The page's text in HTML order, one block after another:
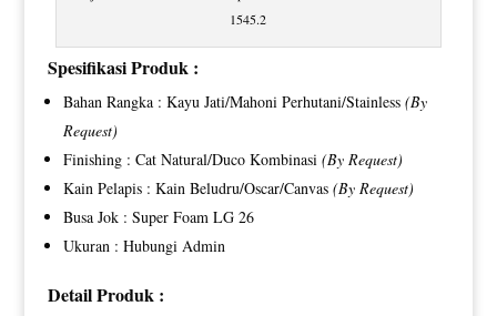
1545.2
Spesifikasi Produk :
Bahan Rangka : Kayu Jati/Mahoni Perhutani/Stainless (By
Request)
Finishing : Cat Natural/Duco Kombinasi (By Request)
Kain Pelapis : Kain Beludru/Oscar/Canvas (By Request)
Busa Jok : Super Foam LG 26
Ukuran : Hubungi Admin
Detail Produk :